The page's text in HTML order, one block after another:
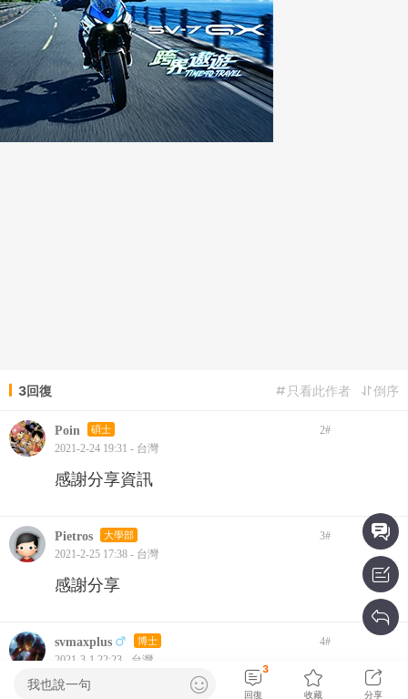
3回復 倒序
只看此作者
Poin 碩士 2#
2021-2-24 19:31 - 台灣
感謝分享資訊
Pietros 大學部 3#
2021-2-25 17:38 - 台灣
感謝分享
svmaxplus 博士 4#
2021-3-1 22:23 - 台灣
希望妥善率有提升！
我也說一句
回復
3
收藏 分享